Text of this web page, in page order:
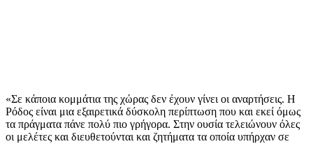
«Σε κάποια κομμάτια της χώρας δεν έχουν γίνει οι αναρτήσεις. Η
Ρόδος είναι μια εξαιρετικά δύσκολη περίπτωση που και εκεί όμως
τα πράγματα πάνε πολύ πιο γρήγορα. Στην ουσία τελειώνουν όλες
οι μελέτες και διευθετούνται και ζητήματα τα οποία υπήρχαν σε